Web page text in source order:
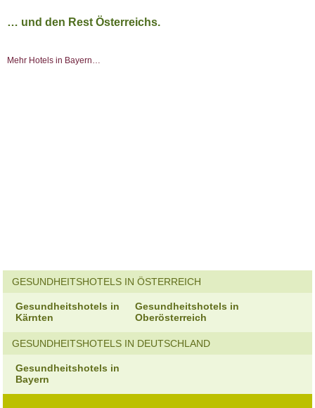
… und den Rest Österreichs.
Mehr Hotels in Bayern…
GESUNDHEITSHOTELS IN ÖSTERREICH
Gesundheitshotels in
Kärnten
Gesundheitshotels in
Oberösterreich
GESUNDHEITSHOTELS IN DEUTSCHLAND
Gesundheitshotels in
Bayern